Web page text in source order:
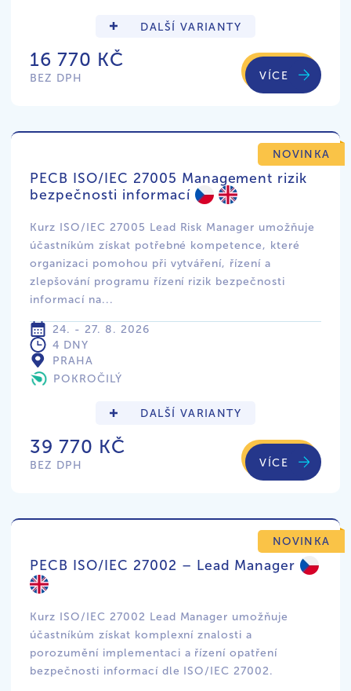
DALŠÍ VARIANTY
16 770 KČ
BEZ DPH VÍCE
PECB ISO/IEC 27005 Management rizik
bezpečnosti informací
Kurz ISO/IEC 27005 Lead Risk Manager umožňuje
účastníkům získat potřebné kompetence, které
organizaci pomohou při vytváření, řízení a
zlepšování programu řízení rizik bezpečnosti
informací na...
24. - 27. 8. 2026
4 DNY
PRAHA
POKROČILÝ
DALŠÍ VARIANTY
NOVINKA
39 770 KČ
BEZ DPH VÍCE
PECB ISO/IEC 27002 – Lead Manager
Kurz ISO/IEC 27002 Lead Manager umožňuje
účastníkům získat komplexní znalosti a
porozumění implementaci a řízení opatření
bezpečnosti informací dle ISO/IEC 27002.
NOVINKA